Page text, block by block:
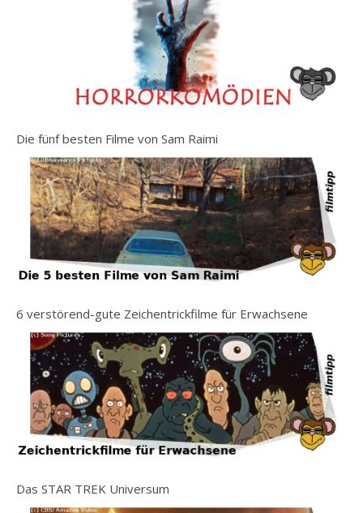
Die fünf besten Filme von Sam Raimi
6 verstörend-gute Zeichentrickfilme für Erwachsene
Das STAR TREK Universum